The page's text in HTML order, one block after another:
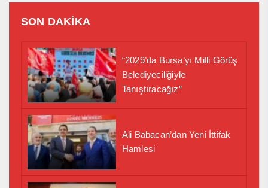
SON DAKİKA
“2029’da Bursa’yı Milli Görüş
Belediyeciliğiyle
Tanıştıracağız”
Ali Babacan’dan Yeni İttifak
Hamlesi